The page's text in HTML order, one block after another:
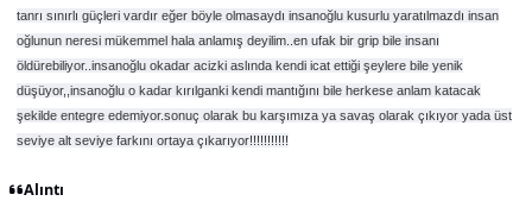
tanrı sınırlı güçleri vardır eğer böyle olmasaydı insanoğlu kusurlu yaratılmazdı insan
oğlunun neresi mükemmel hala anlamış deyilim..en ufak bir grip bile insanı
öldürebiliyor..insanoğlu okadar acizki aslında kendi icat ettiği şeylere bile yenik
düşüyor,,insanoğlu o kadar kırılganki kendi mantığını bile herkese anlam katacak
şekilde entegre edemiyor.sonuç olarak bu karşımıza ya savaş olarak çıkıyor yada üst
seviye alt seviye farkını ortaya çıkarıyor!!!!!!!!!!!
Alıntı